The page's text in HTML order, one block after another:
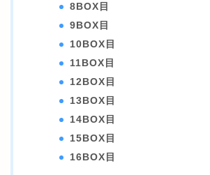
8BOX目
9BOX目
10BOX目
11BOX目
12BOX目
13BOX目
14BOX目
15BOX目
16BOX目